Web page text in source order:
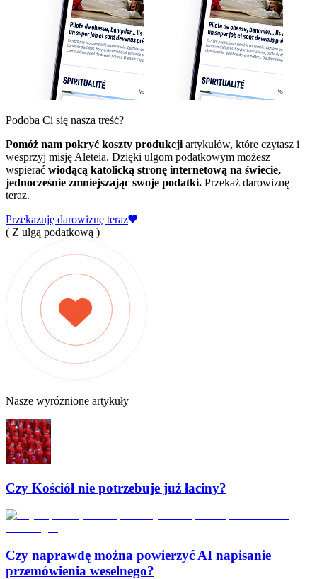
Podoba Ci się nasza treść?
Pomóż nam pokryć koszty produkcji artykułów, które czytasz i
wesprzyj misję Aleteia. Dzięki ulgom podatkowym możesz
wspierać wiodącą katolicką stronę internetową na świecie,
jednocześnie zmniejszając swoje podatki. Przekaż darowiznę
teraz.
Przekazuję darowiznę teraz
( Z ulgą podatkową )
Nasze wyróżnione artykuły
Czy Kościół nie potrzebuje już łaciny?
Czy naprawdę można powierzyć AI napisanie
przemówienia weselnego?